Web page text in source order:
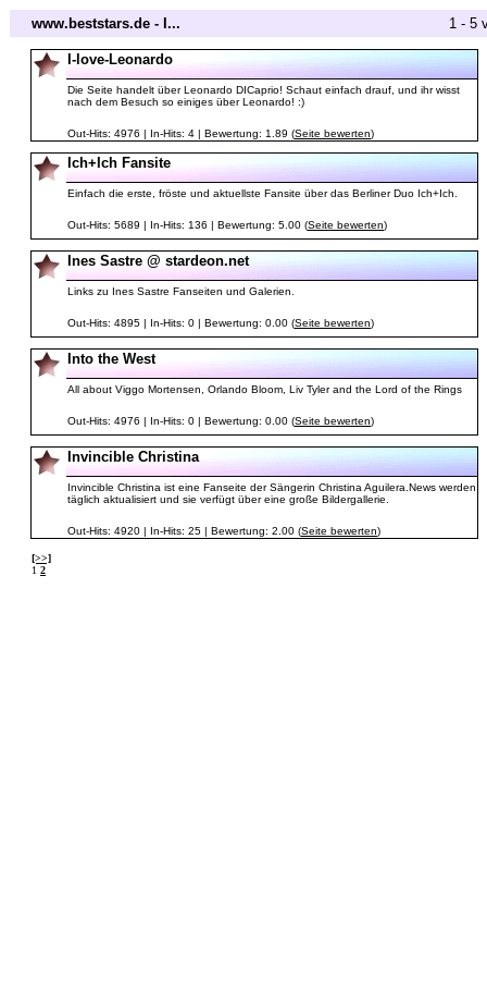
www.beststars.de - I... 1 - 5
I-love-Leonardo
Die Seite handelt über Leonardo DICaprio! Schaut einfach drauf, und ihr wisst
nach dem Besuch so einiges über Leonardo! :)
Out-Hits: 4976 | In-Hits: 4 | Bewertung: 1.89 (Seite bewerten)
Ich+Ich Fansite
Einfach die erste, fröste und aktuellste Fansite über das Berliner Duo Ich+Ich.
Out-Hits: 5689 | In-Hits: 136 | Bewertung: 5.00 (Seite bewerten)
Ines Sastre @ stardeon.net
Links zu Ines Sastre Fanseiten und Galerien.
Out-Hits: 4895 | In-Hits: 0 | Bewertung: 0.00 (Seite bewerten)
Into the West
All about Viggo Mortensen, Orlando Bloom, Liv Tyler and the Lord of the Rings
Out-Hits: 4976 | In-Hits: 0 | Bewertung: 0.00 (Seite bewerten)
Invincible Christina
Invincible Christina ist eine Fanseite der Sängerin Christina Aguilera.News werden
täglich aktualisiert und sie verfügt über eine große Bildergallerie.
Out-Hits: 4920 | In-Hits: 25 | Bewertung: 2.00 (Seite bewerten)
[>>]
1 2